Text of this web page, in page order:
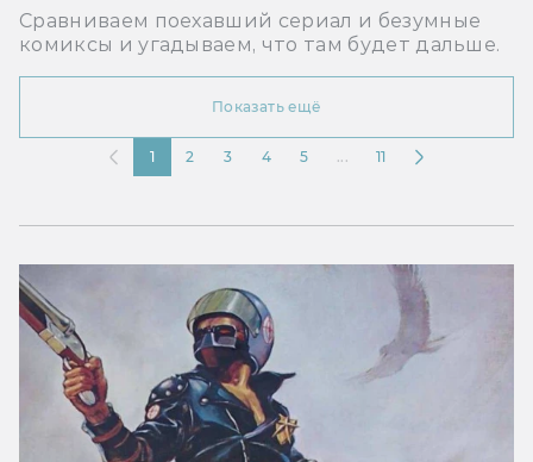
Сравниваем поехавший сериал и безумные
комиксы и угадываем, что там будет дальше.
Показать ещё
1 2 3 4 5 11
...